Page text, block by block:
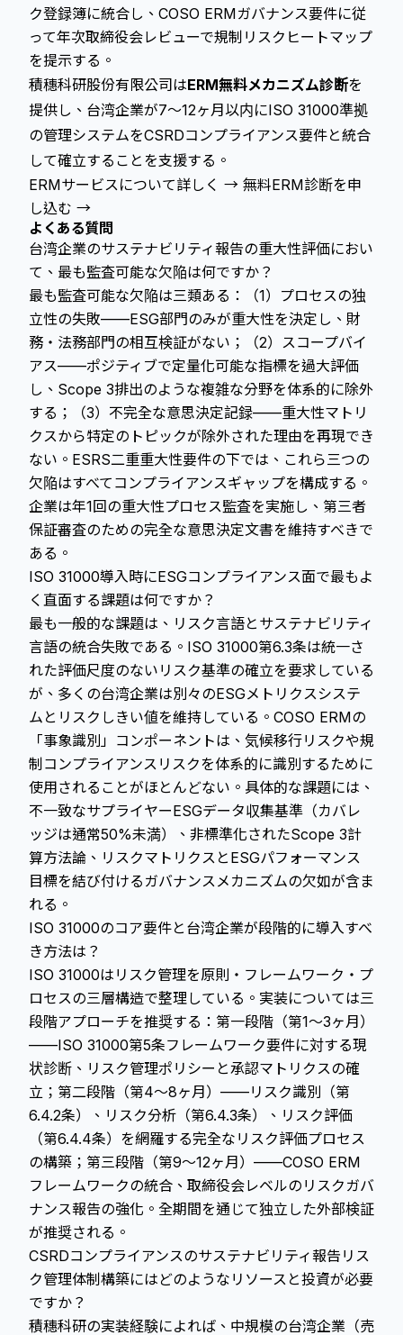
ク登録簿に統合し、COSO ERMガバナンス要件に従
って年次取締役会レビューで規制リスクヒートマップ
を提示する。
積穗科研股份有限公司はERM無料メカニズム診断を
提供し、台湾企業が7〜12ヶ月以内にISO 31000準拠
の管理システムをCSRDコンプライアンス要件と統合
して確立することを支援する。
ERMサービスについて詳しく → 無料ERM診断を申
し込む →
よくある質問
台湾企業のサステナビリティ報告の重大性評価におい
て、最も監査可能な欠陥は何ですか？
最も監査可能な欠陥は三類ある：（1）プロセスの独
立性の失敗——ESG部門のみが重大性を決定し、財
務・法務部門の相互検証がない；（2）スコープバイ
アス——ポジティブで定量化可能な指標を過大評価
し、Scope 3排出のような複雑な分野を体系的に除外
する；（3）不完全な意思決定記録——重大性マトリ
クスから特定のトピックが除外された理由を再現でき
ない。ESRS二重重大性要件の下では、これら三つの
欠陥はすべてコンプライアンスギャップを構成する。
企業は年1回の重大性プロセス監査を実施し、第三者
保証審査のための完全な意思決定文書を維持すべきで
ある。
ISO 31000導入時にESGコンプライアンス面で最もよ
く直面する課題は何ですか？
最も一般的な課題は、リスク言語とサステナビリティ
言語の統合失敗である。ISO 31000第6.3条は統一さ
れた評価尺度のないリスク基準の確立を要求している
が、多くの台湾企業は別々のESGメトリクスシステ
ムとリスクしきい値を維持している。COSO ERMの
「事象識別」コンポーネントは、気候移行リスクや規
制コンプライアンスリスクを体系的に識別するために
使用されることがほとんどない。具体的な課題には、
不一致なサプライヤーESGデータ収集基準（カバレ
ッジは通常50%未満）、非標準化されたScope 3計
算方法論、リスクマトリクスとESGパフォーマンス
目標を結び付けるガバナンスメカニズムの欠如が含ま
れる。
ISO 31000のコア要件と台湾企業が段階的に導入すべ
き方法は？
ISO 31000はリスク管理を原則・フレームワーク・プ
ロセスの三層構造で整理している。実装については三
段階アプローチを推奨する：第一段階（第1〜3ヶ月）
——ISO 31000第5条フレームワーク要件に対する現
状診断、リスク管理ポリシーと承認マトリクスの確
立；第二段階（第4〜8ヶ月）——リスク識別（第
6.4.2条）、リスク分析（第6.4.3条）、リスク評価
（第6.4.4条）を網羅する完全なリスク評価プロセス
の構築；第三段階（第9〜12ヶ月）——COSO ERM
フレームワークの統合、取締役会レベルのリスクガバ
ナンス報告の強化。全期間を通じて独立した外部検証
が推奨される。
CSRDコンプライアンスのサステナビリティ報告リス
ク管理体制構築にはどのようなリソースと投資が必要
ですか？
積穗科研の実装経験によれば、中規模の台湾企業（売